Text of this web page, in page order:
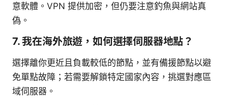
意軟體。VPN 提供加密，但仍要注意釣魚與網站真
偽。
7. 我在海外旅遊，如何選擇伺服器地點？
選擇離你更近且負載較低的節點，並有備援節點以避
免單點故障；若需要解鎖特定國家內容，挑選對應區
域伺服器。